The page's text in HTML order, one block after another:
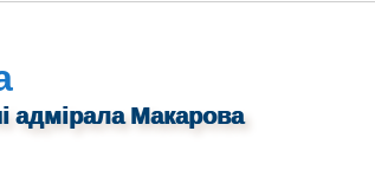
адмірала Макарова